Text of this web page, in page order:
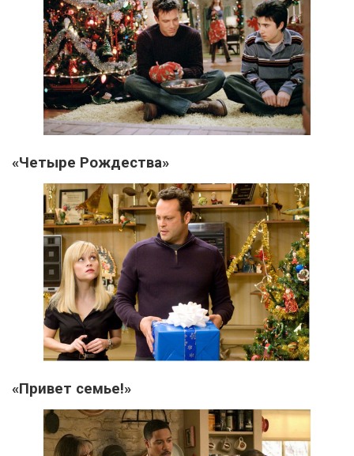
«Четыре Рождества»
«Привет семье!»